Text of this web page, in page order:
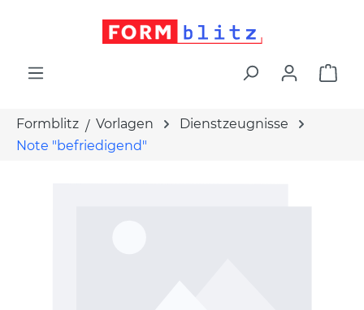
Formblitz Vorlagen
Dienstzeugnisse
Note "befriedigend"